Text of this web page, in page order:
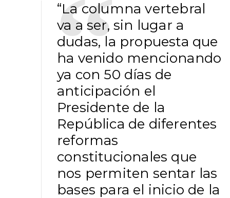
“La columna vertebral
va a ser, sin lugar a
dudas, la propuesta que
ha venido mencionando
ya con 50 días de
anticipación el
Presidente de la
República de diferentes
reformas
constitucionales que
nos permiten sentar las
bases para el inicio de la